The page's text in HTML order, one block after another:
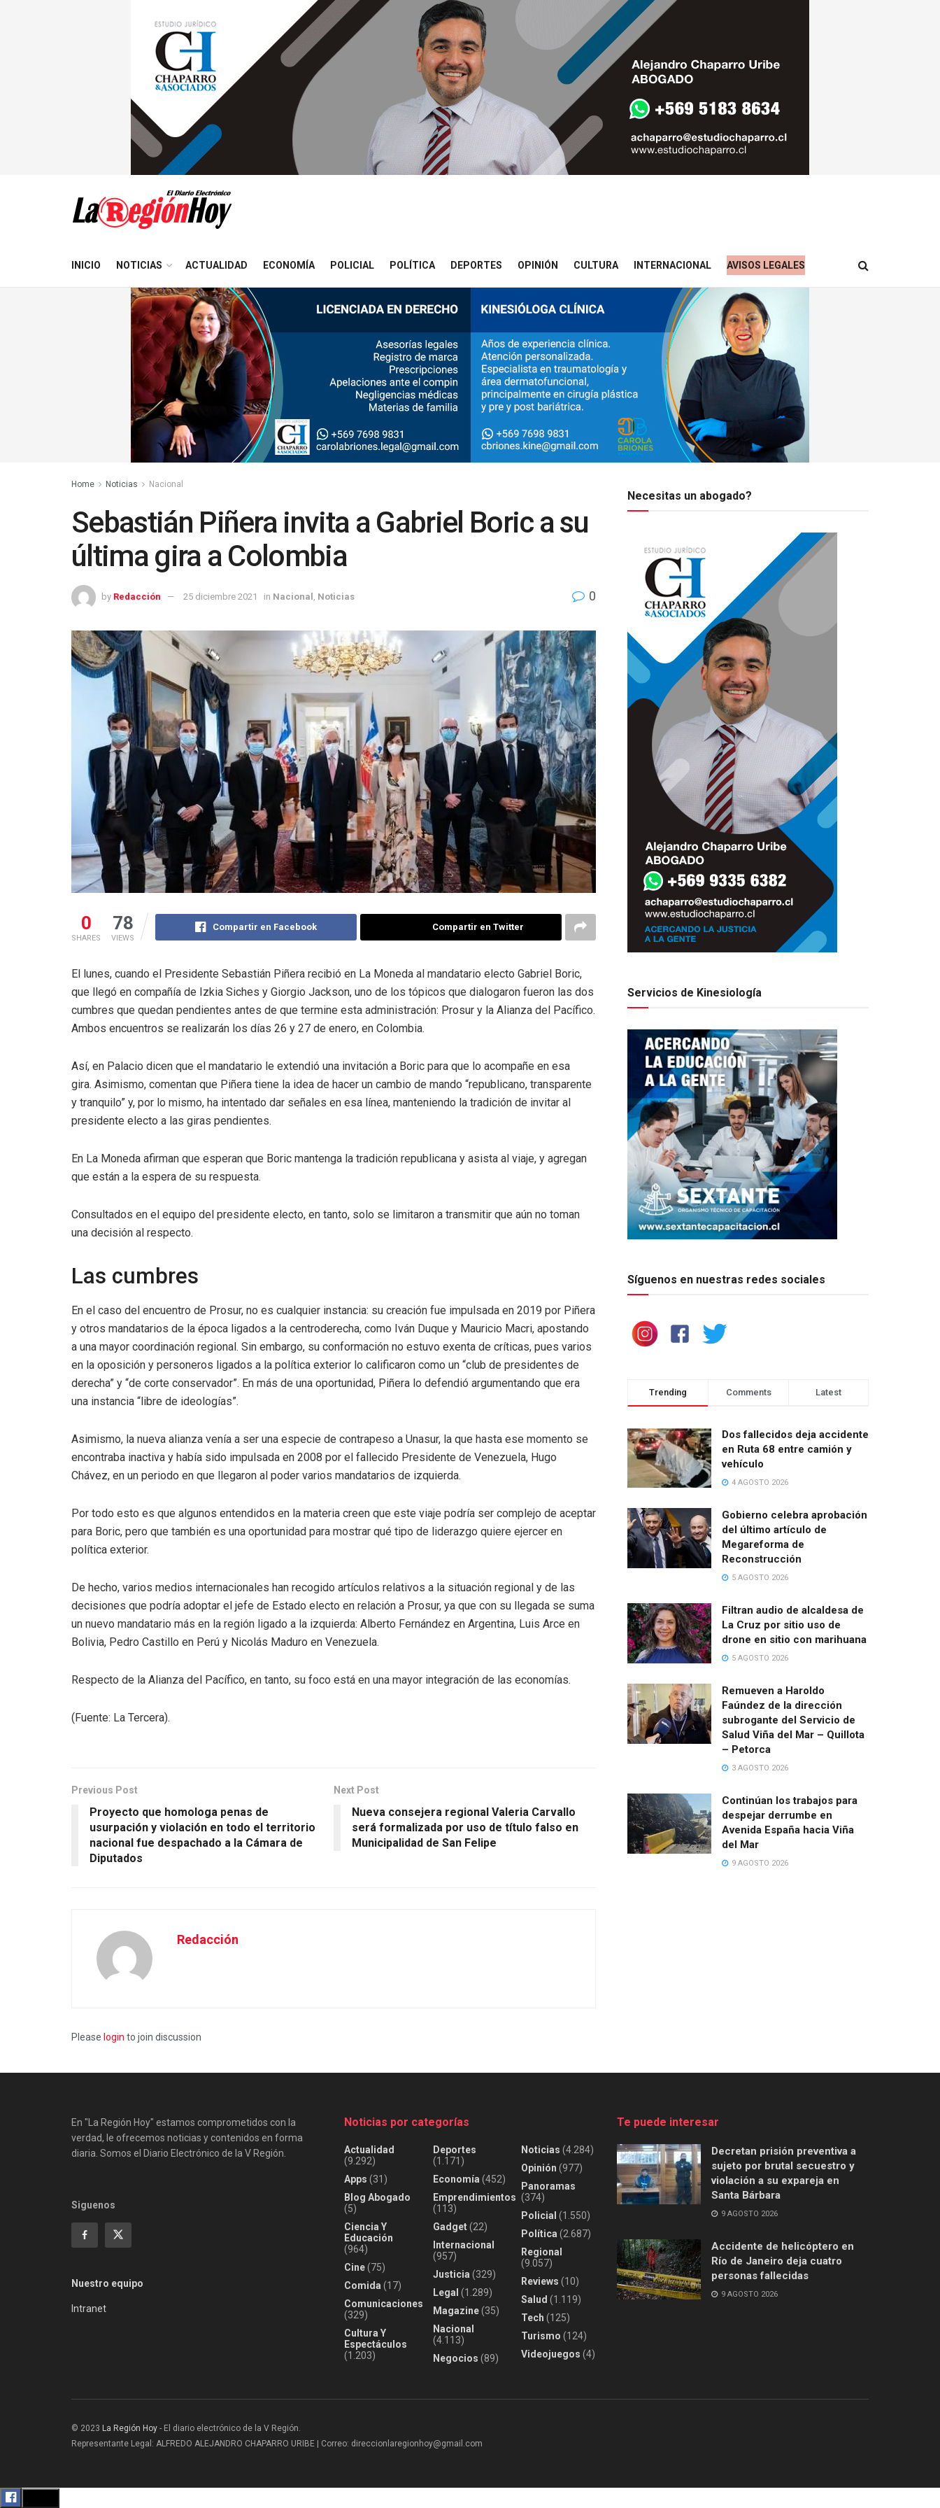
INICIO NOTICIAS ACTUALIDAD ECONOMÍA POLICIAL POLÍTICA DEPORTES OPINIÓN CULTURA INTERNACIONAL AVISOS LEGALES
Home Noticias Nacional
Sebastián Piñera invita a Gabriel Boric a su
última gira a Colombia
by Redacción 25 diciembre 2021 in Nacional Noticias 0
0
SHARES
78
VIEWS
Compartir en Facebook Compartir en Twitter
El lunes, cuando el Presidente Sebastián Piñera recibió en La Moneda al mandatario electo Gabriel Boric,
que llegó en compañía de Izkia Siches y Giorgio Jackson, uno de los tópicos que dialogaron fueron las dos
cumbres que quedan pendientes antes de que termine esta administración: Prosur y la Alianza del Pacífico.
Ambos encuentros se realizarán los días 26 y 27 de enero, en Colombia.
Así, en Palacio dicen que el mandatario le extendió una invitación a Boric para que lo acompañe en esa
gira. Asimismo, comentan que Piñera tiene la idea de hacer un cambio de mando “republicano, transparente
y tranquilo” y, por lo mismo, ha intentado dar señales en esa línea, manteniendo la tradición de invitar al
presidente electo a las giras pendientes.
En La Moneda afirman que esperan que Boric mantenga la tradición republicana y asista al viaje, y agregan
que están a la espera de su respuesta.
Consultados en el equipo del presidente electo, en tanto, solo se limitaron a transmitir que aún no toman
una decisión al respecto.
Las cumbres
En el caso del encuentro de Prosur, no es cualquier instancia: su creación fue impulsada en 2019 por Piñera
y otros mandatarios de la época ligados a la centroderecha, como Iván Duque y Mauricio Macri, apostando
a una mayor coordinación regional. Sin embargo, su conformación no estuvo exenta de críticas, pues varios
en la oposición y personeros ligados a la política exterior lo calificaron como un “club de presidentes de
derecha” y “de corte conservador”. En más de una oportunidad, Piñera lo defendió argumentando que era
una instancia “libre de ideologías”.
Asimismo, la nueva alianza venía a ser una especie de contrapeso a Unasur, la que hasta ese momento se
encontraba inactiva y había sido impulsada en 2008 por el fallecido Presidente de Venezuela, Hugo
Chávez, en un periodo en que llegaron al poder varios mandatarios de izquierda.
Por todo esto es que algunos entendidos en la materia creen que este viaje podría ser complejo de aceptar
para Boric, pero que también es una oportunidad para mostrar qué tipo de liderazgo quiere ejercer en
política exterior.
De hecho, varios medios internacionales han recogido artículos relativos a la situación regional y de las
decisiones que podría adoptar el jefe de Estado electo en relación a Prosur, ya que con su llegada se suma
un nuevo mandatario más en la región ligado a la izquierda: Alberto Fernández en Argentina, Luis Arce en
Bolivia, Pedro Castillo en Perú y Nicolás Maduro en Venezuela.
Respecto de la Alianza del Pacífico, en tanto, su foco está en una mayor integración de las economías.
(Fuente: La Tercera).
Previous Post
Proyecto que homologa penas de
usurpación y violación en todo el territorio
nacional fue despachado a la Cámara de
Diputados
Next Post
Nueva consejera regional Valeria Carvallo
será formalizada por uso de título falso en
Municipalidad de San Felipe
Redacción
Please login to join discussion
Necesitas un abogado?
Servicios de Kinesiología
Síguenos en nuestras redes sociales
Trending Comments Latest
Dos fallecidos deja accidente
en Ruta 68 entre camión y
vehículo
4 AGOSTO 2026
Gobierno celebra aprobación
del último artículo de
Megareforma de
Reconstrucción
5 AGOSTO 2026
Filtran audio de alcaldesa de
La Cruz por sitio uso de
drone en sitio con marihuana
5 AGOSTO 2026
Remueven a Haroldo
Faúndez de la dirección
subrogante del Servicio de
Salud Viña del Mar – Quillota
– Petorca
3 AGOSTO 2026
Continúan los trabajos para
despejar derrumbe en
Avenida España hacia Viña
del Mar
9 AGOSTO 2026
En "La Región Hoy" estamos comprometidos con la
verdad, le ofrecemos noticias y contenidos en forma
diaria. Somos el Diario Electrónico de la V Región.
Siguenos
Nuestro equipo
Intranet
Noticias por categorías
Actualidad
(9.292)
Apps (31)
Blog Abogado
(5)
Ciencia Y
Educación
(964)
Cine(75)
Comida (17)
Comunicaciones
(329)
Cultura Y
Espectáculos
(1.203)
Deportes
(1.171)
Economía (452)
Emprendimientos
(113)
Gadget(22)
Internacional
(957)
Justicia (329)
Legal (1.289)
Magazine(35)
Nacional
(4.113)
Negocios (89)
Noticias (4.284)
Opinión (977)
Panoramas
(374)
Policial (1.550)
Política (2.687)
Regional
(9.057)
Reviews (10)
Salud (1.119)
Tech (125)
Turismo (124)
Videojuegos (4)
Te puede interesar
Decretan prisión preventiva a
sujeto por brutal secuestro y
violación a su expareja en
Santa Bárbara
9 AGOSTO 2026
Accidente de helicóptero en
Río de Janeiro deja cuatro
personas fallecidas
9 AGOSTO 2026
© 2023 La Región Hoy - El diario electrónico de la V Región.
Representante Legal: ALFREDO ALEJANDRO CHAPARRO URIBE | Correo: direccionlaregionhoy@gmail.com